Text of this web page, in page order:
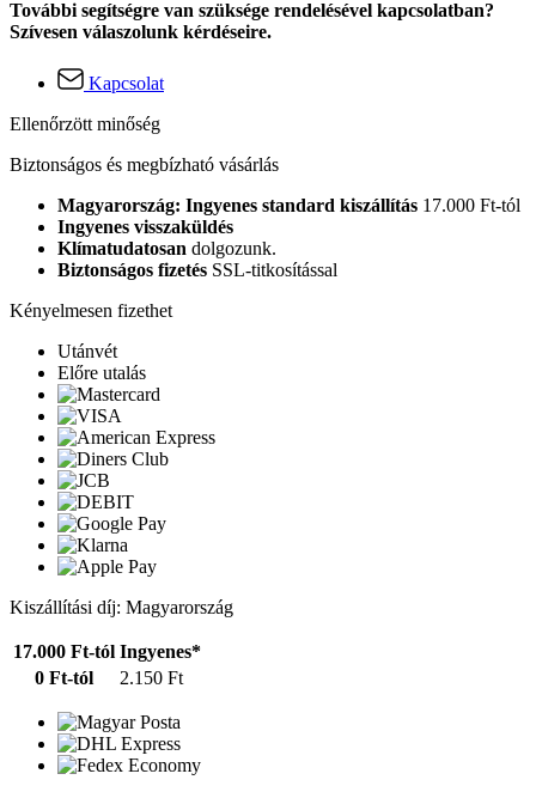
További segítségre van szüksége rendelésével kapcsolatban?
Szívesen válaszolunk kérdéseire.
Kapcsolat
Ellenőrzött minőség
Biztonságos és megbízható vásárlás
Magyarország: Ingyenes standard kiszállítás 17.000 Ft-tól
Ingyenes visszaküldés
Klímatudatosan dolgozunk.
Biztonságos fizetés SSL-titkosítással
Kényelmesen fizethet
Utánvét
Előre utalás
Kiszállítási díj: Magyarország
17.000 Ft-tól Ingyenes*
0 Ft-tól
2.150 Ft